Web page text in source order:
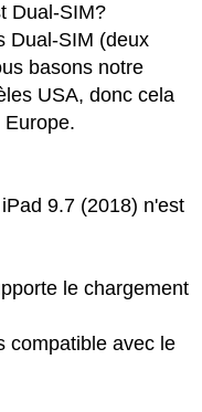
Dual-SIM?
Dual-SIM (deux
basons notre
USA, donc cela
9.7 (2018) n'est
le chargement
compatible avec le